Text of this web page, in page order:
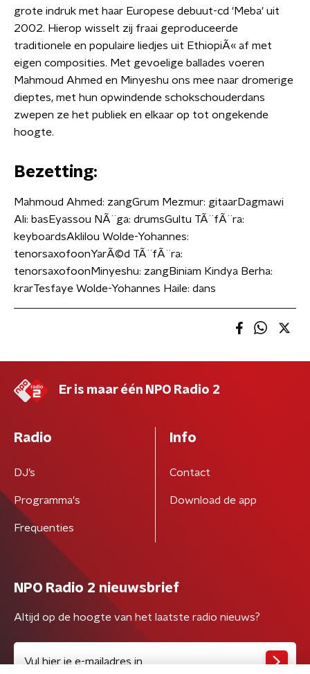
grote indruk met haar Europese debuut-cd 'Meba' uit
2002. Hierop wisselt zij fraai geproduceerde
traditionele en populaire liedjes uit EthiopiÃ« af met
eigen composities. Met gevoelige ballades voeren
Mahmoud Ahmed en Minyeshu ons mee naar dromerige
dieptes, met hun opwindende schokschouderdans
zwepen ze het publiek en elkaar op tot ongekende
hoogte.
Bezetting:
Mahmoud Ahmed: zangGrum Mezmur: gitaarDagmawi
Ali: basEyassou NÃ¨ga: drumsGultu TÃ¨fÃ¨ra:
keyboardsAklilou Wolde-Yohannes:
tenorsaxofoonYarÃ©d TÃ¨fÃ¨ra:
tenorsaxofoonMinyeshu: zangBiniam Kindya Berha:
krarTesfaye Wolde-Yohannes Haile: dans
Er is maar één NPO Radio 2
Radio
DJ’s
Programma's
Frequenties
Info
Contact
Download de app
NPO Radio 2 nieuwsbrief
Altijd op de hoogte van het laatste radio nieuws?